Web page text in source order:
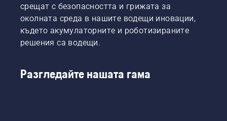
срещат с безопасността и грижата за
околната среда в нашите водещи иновации,
където акумулаторните и роботизираните
решения са водещи.
Разгледайте нашата гама